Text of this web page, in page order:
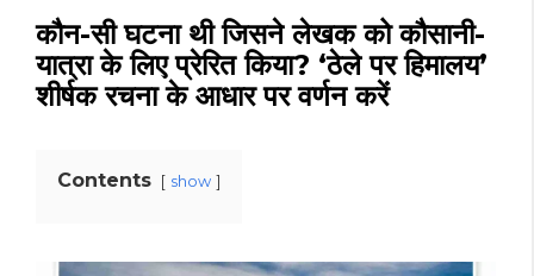
कौन-सी घटना थी जिसने लेखक को कौसानी-
यात्रा के लिए प्रेरित किया? ‘ठेले पर हिमालय’
शीर्षक रचना के आधार पर वर्णन करें
Contents show